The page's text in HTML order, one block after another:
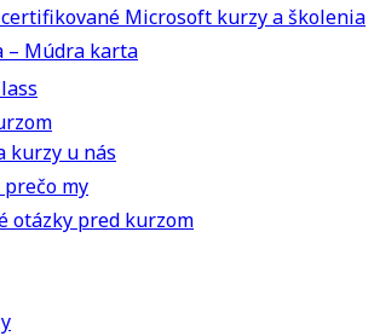
certifikované Microsoft kurzy a školenia
– Múdra karta
kurzy u nás
my
otázky pred kurzom